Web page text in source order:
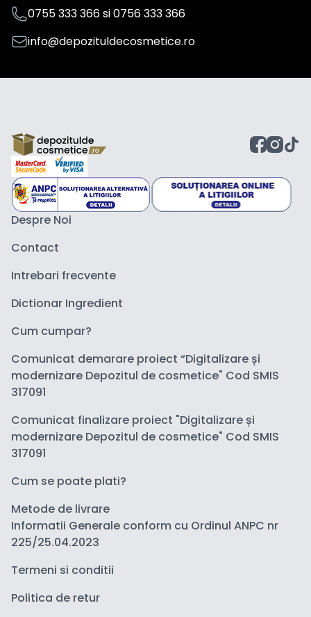
0755 333 366si0756 333 366
info@depozituldecosmetice.ro
Despre Noi
Contact
Intrebari frecvente
Dictionar Ingredient
Cum cumpar?
Comunicat demarare proiect “Digitalizare și
modernizare Depozitul de cosmetice" Cod SMIS
317091
Comunicat finalizare proiect "Digitalizare și
modernizare Depozitul de cosmetice" Cod SMIS
317091
Cum se poate plati?
Metode de livrare
Informatii Generale conform cu Ordinul ANPC nr
225/25.04.2023
Termeni si conditii
Politica de retur